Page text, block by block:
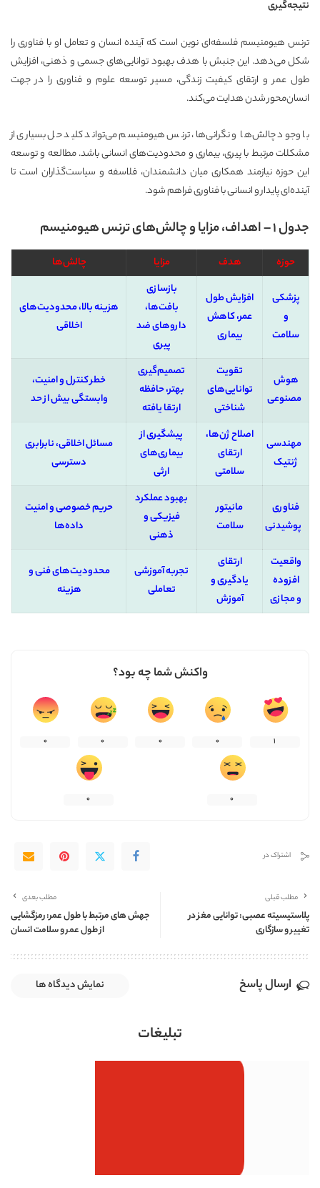
نتیجه‌گیری
ترنس هیومنیسم فلسفه‌ای نوین است که آینده انسان و تعامل او با فناوری را
شکل می‌دهد. این جنبش با هدف بهبود توانایی‌های جسمی و ذهنی، افزایش
طول عمر و ارتقای کیفیت زندگی، مسیر توسعه علوم و فناوری را در جهت
انسان‌محور شدن هدایت می‌کند.
با وجود چالش‌ها و نگرانی‌ها، ترنس هیومنیسم می‌تواند کلید حل بسیاری از
مشکلات مرتبط با پیری، بیماری و محدودیت‌های انسانی باشد. مطالعه و توسعه
این حوزه نیازمند همکاری میان دانشمندان، فلاسفه و سیاست‌گذاران است تا
آینده‌ای پایدار و انسانی با فناوری فراهم شود.
جدول ۱ – اهداف، مزایا و چالش‌های ترنس هیومنیسم
حوزه هدف مزایا چالش‌ها
پزشکی
و
سلامت
افزایش طول
عمر، کاهش
بیماری
بازسازی
بافت‌ها،
داروهای ضد
پیری
هزینه بالا، محدودیت‌های
اخلاقی
هوش
مصنوعی
تقویت
توانایی‌های
شناختی
تصمیم‌گیری
بهتر، حافظه
ارتقا یافته
خطر کنترل و امنیت،
وابستگی بیش از حد
مهندسی
ژنتیک
اصلاح ژن‌ها،
ارتقای
سلامتی
پیشگیری از
بیماری‌های
ارثی
مسائل اخلاقی، نابرابری
دسترسی
فناوری
پوشیدنی
مانیتور
سلامت
بهبود عملکرد
فیزیکی و
ذهنی
حریم خصوصی و امنیت
داده‌ها
واقعیت
افزوده
و مجازی
ارتقای
یادگیری و
آموزش
تجربه آموزشی
تعاملی
محدودیت‌های فنی و
هزینه
واکنش شما چه بود؟
1
0
0
0
0
0
0
اشتراک در
مطلب قبلی
پلاستیسیته عصبی: توانایی مغز در
تغییر و سازگاری
مطلب بعدی
جهش های مرتبط با طول عمر: رمزگشایی
از طول عمر و سلامت انسان
ارسال پاسخ نمایش دیدگاه ها
تبلیغات